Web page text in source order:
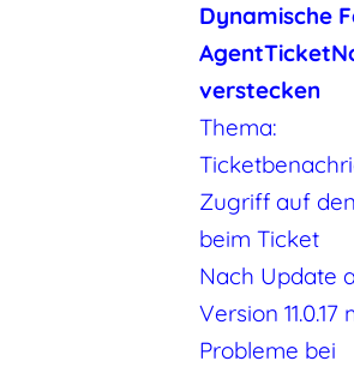
Dynamische
verstecken
Thema:
Zugriff auf
beim Ticket
Nach Update
Version 11.0.17
Probleme bei